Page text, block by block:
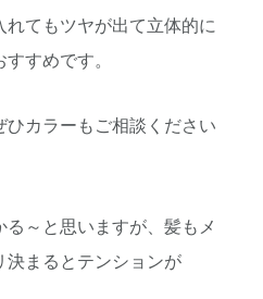
てもツヤが出て立体的に
すめです。
カラーもご相談ください
～と思いますが、髪もメ
決まるとテンションが